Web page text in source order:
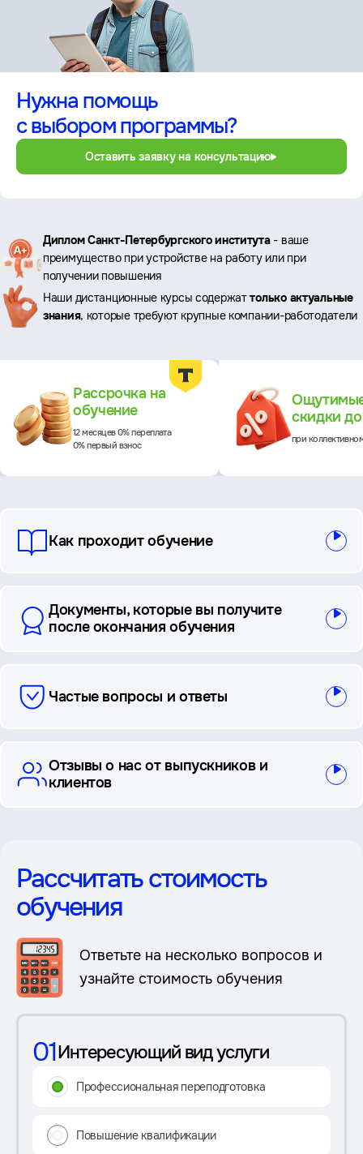
Нужна помощь
с выбором программы?
Оставить заявку на консультацию
Ключевые
преимущества
Диплом Санкт-Петербургского института- ваше
преимущество при устройстве на работу или при
получении повышения
Наши дистанционные курсы содержаттолько актуальные
знания, которые требуют крупные компании-работодатели
Рассрочка на
обучение
12 месяцев 0% переплата
0% первый взнос
скидки
при
вопросы
Как проходит обучение
Документы, которые вы получите
после окончания обучения
Частые вопросы и ответы
Отзывы о нас от выпускников и
клиентов
Рассчитать стоимость
обучения
Ответьте на несколько вопросов и
узнайте стоимость обучения
01Интересующий вид услуги
Профессиональная переподготовка
Повышение квалификации